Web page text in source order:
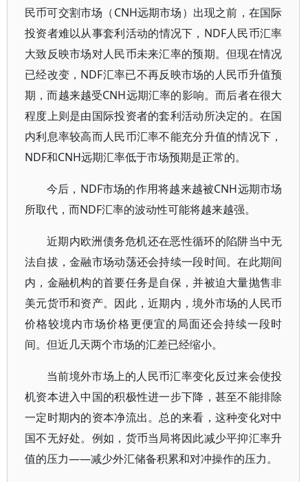
民币可交割市场（CNH远期市场）出现之前，在国际
投资者难以从事套利活动的情况下，NDF人民币汇率
大致反映市场对人民币未来汇率的预期。但现在情况
已经改变，NDF汇率已不再反映市场的人民币升值预
期，而越来越受CNH远期汇率的影响。而后者在很大
程度上则是由国际投资者的套利活动所决定的。在国
内利息率较高而人民币汇率不能充分升值的情况下，
NDF和CNH远期汇率低于市场预期是正常的。
今后，NDF市场的作用将越来越被CNH远期市场
所取代，而NDF汇率的波动性可能将越来越强。
近期内欧洲债务危机还在恶性循环的陷阱当中无
法自拔，金融市场动荡还会持续一段时间。在此期间
内，金融机构的首要任务是自保，并被迫大量抛售非
美元货币和资产。因此，近期内，境外市场的人民币
价格较境内市场价格更便宜的局面还会持续一段时
间。但近几天两个市场的汇差已经缩小。
当前境外市场上的人民币汇率变化反过来会使投
机资本进入中国的积极性进一步下降，甚至不能排除
一定时期内的资本净流出。总的来看，这种变化对中
国不无好处。例如，货币当局将因此减少平抑汇率升
值的压力——减少外汇储备积累和对冲操作的压力。